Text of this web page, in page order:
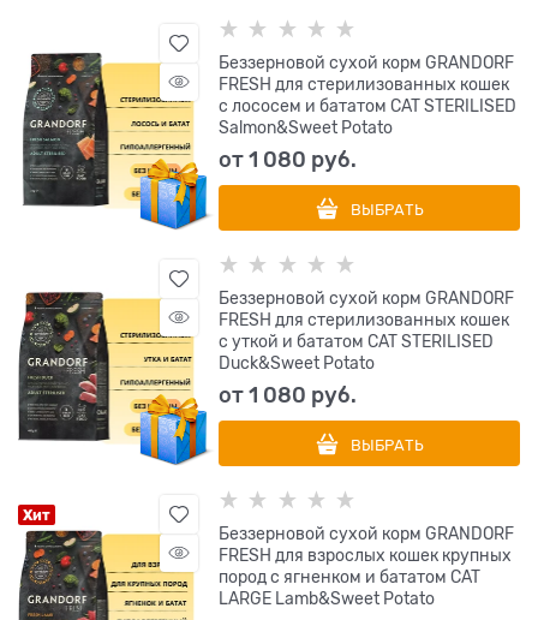
Беззерновой cухой корм GRANDORF
FRESH для стерилизованных кошек
с лососем и бататом CAT STERILISED
Salmon&Sweet Potato
от1 080 руб.
ВЫБРАТЬ
Беззерновой cухой корм GRANDORF
FRESH для стерилизованных кошек
с уткой и бататом CAT STERILISED
Duck&Sweet Potato
от1 080 руб.
ВЫБРАТЬ
Хит
Беззерновой cухой корм GRANDORF
FRESH для взрослых кошек крупных
пород с ягненком и бататом CAT
LARGE Lamb&Sweet Potato